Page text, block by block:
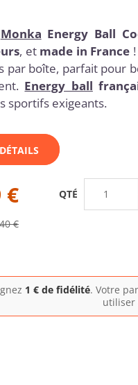
Monka Energy Ball
, et made in France
par boîte, parfait pour
Energy ball
sportifs exigeants.
€
€
QTÉ
1 € de fidélité. Votre
utiliser